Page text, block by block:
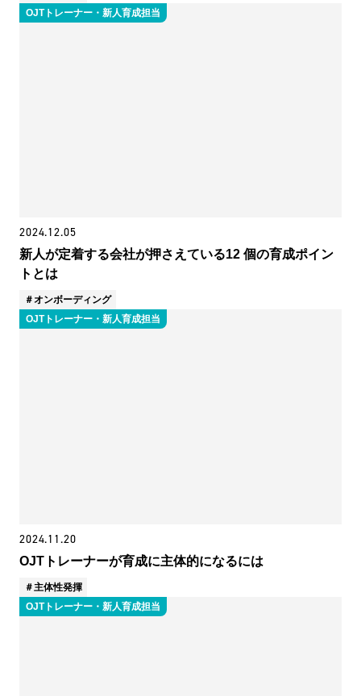
OJTトレーナー・新人育成担当
2024.12.05
新人が定着する会社が押さえている12 個の育成ポイン
トとは
オンボーディング
OJTトレーナー・新人育成担当
2024.11.20
OJTトレーナーが育成に主体的になるには
主体性発揮
OJTトレーナー・新人育成担当